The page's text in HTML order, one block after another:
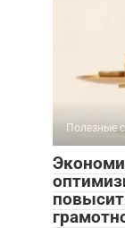
Полезные